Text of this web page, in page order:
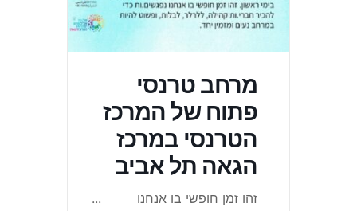
מרחב טרנסי
פתוח של המרכז
הטרנסי במרכז
הגאה תל אביב
זהו זמן חופשי בו אנחנו
...